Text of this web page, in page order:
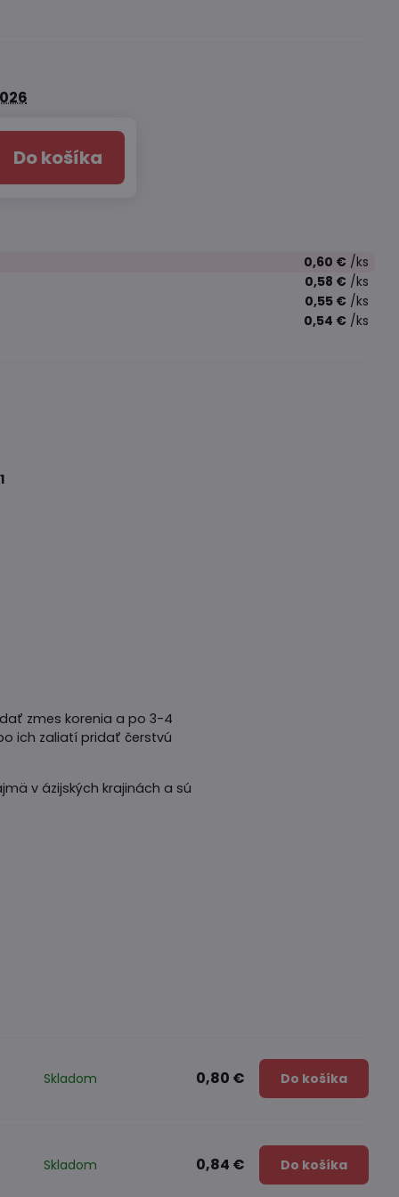
Do košíka
0,60 € /ks
0,58 € /ks
0,55 € /ks
0,54 € /ks
zmes korenia a po 3-4
ich zaliatí pridať čerstvú
v ázijských krajinách a sú
Skladom 0,80 € Do košíka
Skladom 0,84 € Do košíka